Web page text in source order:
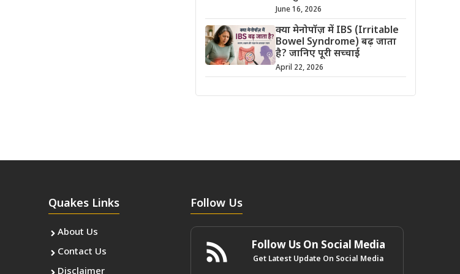
June 16, 2026
क्या मेनोपॉज़ में IBS (Irritable
Bowel Syndrome) बढ़ जाता
है? जानिए पूरी सच्चाई
April 22, 2026
Quakes Links
About Us
Contact Us
Follow Us
Follow Us On Social Media
Get Latest Update On Social Media